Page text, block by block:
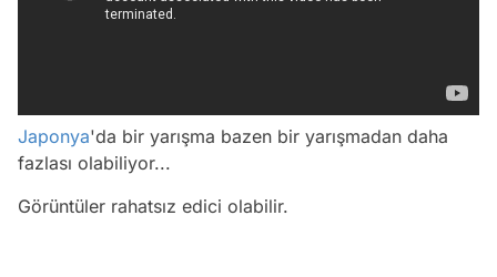
Japonya'da bir yarışma bazen bir yarışmadan daha
fazlası olabiliyor...
Görüntüler rahatsız edici olabilir.